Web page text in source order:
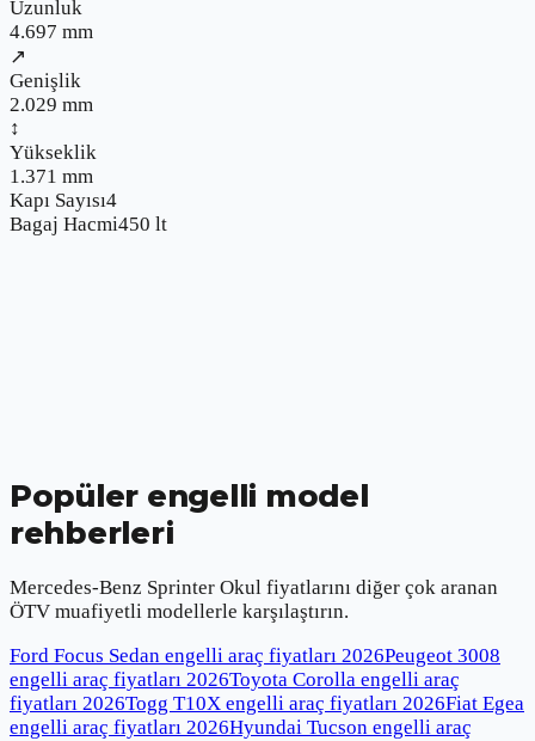
Uzunluk
4.697 mm
↗
Genişlik
2.029 mm
↕
Yükseklik
1.371 mm
Kapı Sayısı4
Bagaj Hacmi450 lt
Popüler engelli model
rehberleri
Mercedes-Benz Sprinter Okul fiyatlarını diğer çok aranan
ÖTV muafiyetli modellerle karşılaştırın.
Ford Focus Sedan engelli araç fiyatları 2026Peugeot 3008
engelli araç fiyatları 2026Toyota Corolla engelli araç
fiyatları 2026Togg T10X engelli araç fiyatları 2026Fiat Egea
engelli araç fiyatları 2026Hyundai Tucson engelli araç